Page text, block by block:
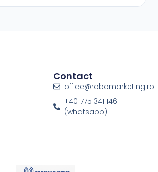
Contact
office@robomarketing.ro
+40 775 341 146
(whatsapp)